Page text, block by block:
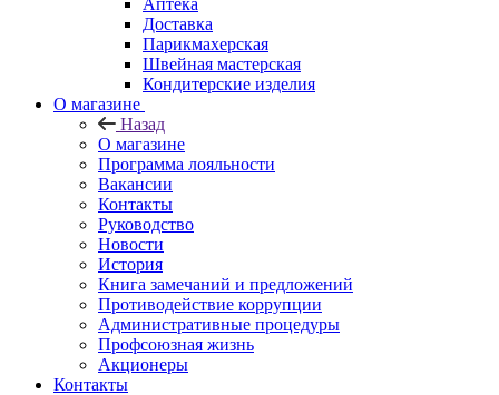
Аптека
Доставка
Парикмахерская
Швейная мастерская
Кондитерские изделия
О магазине
Назад
О магазине
Программа лояльности
Вакансии
Контакты
Руководство
Новости
История
Книга замечаний и предложений
Противодействие коррупции
Административные процедуры
Профсоюзная жизнь
Акционеры
Контакты